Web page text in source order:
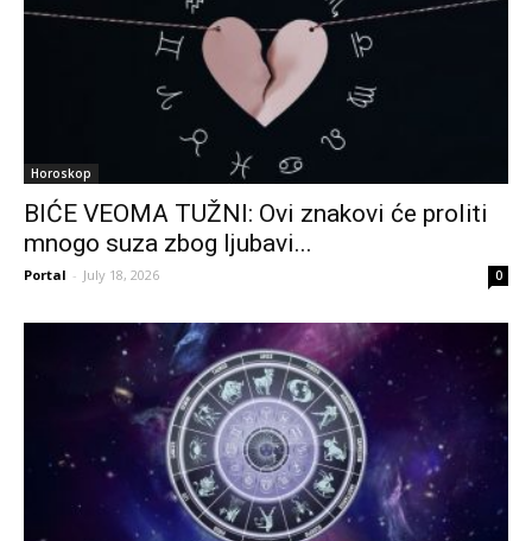
Horoskop
BIĆE VEOMA TUŽNI: Ovi znakovi će proliti
mnogo suza zbog ljubavi...
Portal - July 18, 2026 0